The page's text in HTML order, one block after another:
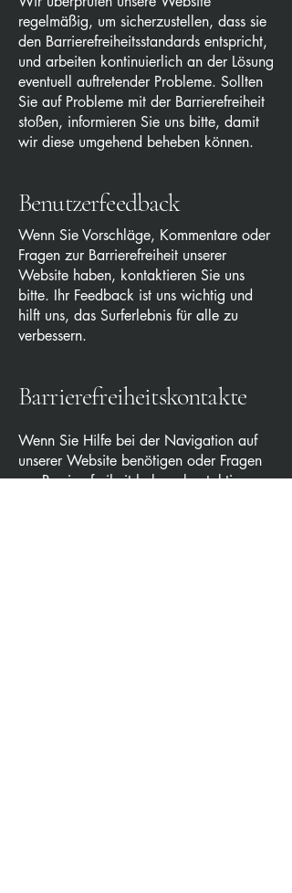
regelmäßig, um sicherzustellen, dass sie
den Barrierefreiheitsstandards entspricht,
und arbeiten kontinuierlich an der Lösung
eventuell auftretender Probleme. Sollten
Sie auf Probleme mit der Barrierefreiheit
stoßen, informieren Sie uns bitte, damit
wir diese umgehend beheben können.
Benutzerfeedback
Wenn Sie Vorschläge, Kommentare oder
Fragen zur Barrierefreiheit unserer
Website haben, kontaktieren Sie uns
bitte. Ihr Feedback ist uns wichtig und
hilft uns, das Surferlebnis für alle zu
verbessern.
Barrierefreiheitskontakte
Wenn Sie Hilfe bei der Navigation auf
unserer Website benötigen oder Fragen
zur Barrierefreiheit haben, kontaktieren